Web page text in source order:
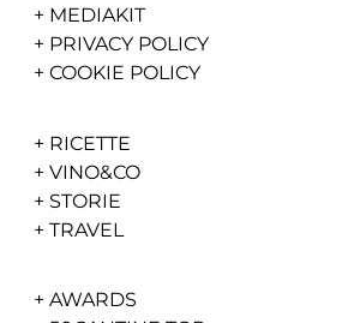
+ MEDIAKIT
+ PRIVACY POLICY
+ COOKIE POLICY
+ RICETTE
+ VINO&CO
+ STORIE
+ TRAVEL
+ AWARDS